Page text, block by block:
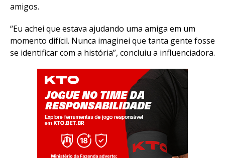
amigos.
“Eu achei que estava ajudando uma amiga em um
momento difícil. Nunca imaginei que tanta gente fosse
se identificar com a história”, concluiu a influenciadora.